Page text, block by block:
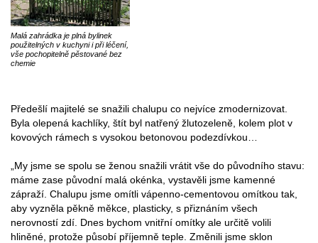
Malá zahrádka je plná bylinek
použitelných v kuchyni i při léčení,
vše pochopitelně pěstované bez
chemie
Předešlí majitelé se snažili chalupu co nejvíce zmodernizovat.
Byla olepená kachlíky, štít byl natřený žlutozeleně, kolem plot v
kovových rámech s vysokou betonovou podezdívkou…
„My jsme se spolu se ženou snažili vrátit vše do původního stavu:
máme zase původní malá okénka, vystavěli jsme kamenné
zápraží. Chalupu jsme omítli vápenno-cementovou omítkou tak,
aby vyzněla pěkně měkce, plasticky, s přiznáním všech
nerovností zdí. Dnes bychom vnitřní omítky ale určitě volili
hliněné, protože působí příjemně teple. Změnili jsme sklon